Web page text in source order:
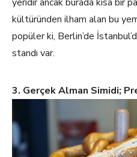
kültüründen ilham alan bu
popüler ki, Berlin’de
standı var.
3. Gerçek Alman Simidi;